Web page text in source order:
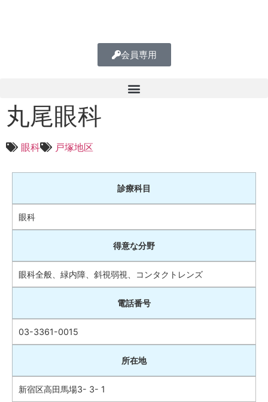
会員専用
丸尾眼科
眼科 戸塚地区
診療科目
眼科
得意な分野
眼科全般、緑内障、斜視弱視、コンタクトレンズ
電話番号
03-3361-0015
所在地
新宿区高田馬場3- 3- 1